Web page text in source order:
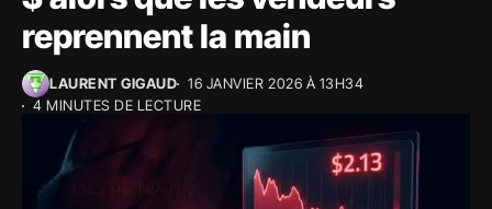
reprennent la main
LAURENT GIGAUD
16 JANVIER 2026 À 13H34
4 MINUTES DE LECTURE